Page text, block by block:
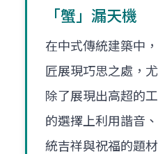
「蟹」漏天機
在中式傳統建築中
匠展現巧思之處，
除了展現出高超的
的選擇上利用諧音
統吉祥與祝福的題